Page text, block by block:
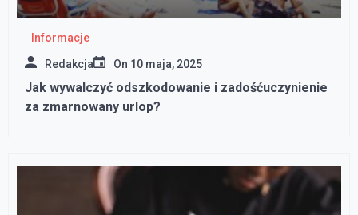
Informacje
Redakcja On 10 maja, 2025
Jak wywalczyć odszkodowanie i zadośćuczynienie
za zmarnowany urlop?